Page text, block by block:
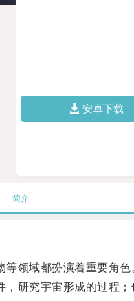
安卓下载
简介
领域都扮演着重要角色
究宇宙形成的过程；